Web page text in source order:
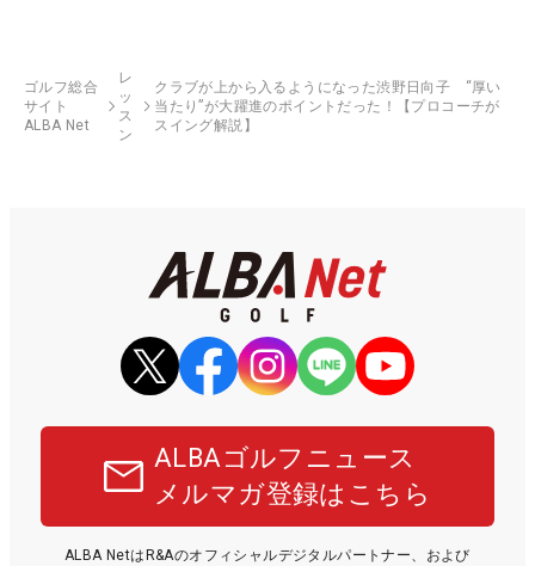
ゴルフ総合
サイト
ALBA Net
レ
ッ
ス
ン
クラブが上から入るようになった渋野日向子 “厚い
当たり”が大躍進のポイントだった！【プロコーチが
スイング解説】
ALBAゴルフニュース
メルマガ登録はこちら
ALBA NetはR&Aのオフィシャルデジタルパートナー、および